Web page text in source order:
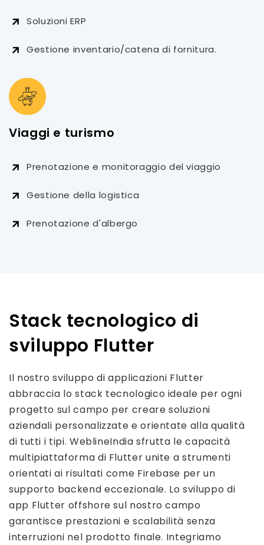
Soluzioni ERP
Gestione inventario/catena di fornitura.
Viaggi e turismo
Prenotazione e monitoraggio del viaggio
Gestione della logistica
Prenotazione d'albergo
Stack tecnologico di
sviluppo Flutter
Il nostro sviluppo di applicazioni Flutter
abbraccia lo stack tecnologico ideale per ogni
progetto sul campo per creare soluzioni
aziendali personalizzate e orientate alla qualità
di tutti i tipi. WeblineIndia sfrutta le capacità
multipiattaforma di Flutter unite a strumenti
orientati ai risultati come Firebase per un
supporto backend eccezionale. Lo sviluppo di
app Flutter offshore sul nostro campo
garantisce prestazioni e scalabilità senza
interruzioni nel prodotto finale. Integriamo